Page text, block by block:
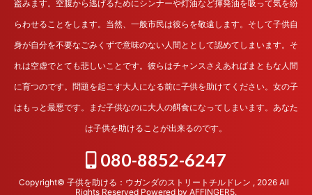
盗みます。空腹から逃げるためにシンナーや灯油など揮発油を吸って気を紛
らわせることをします。当然、一般市民は彼らを敬遠します。そして子供自
身が自分を不要なごみくずで意味のない人間ととして認めてしまいます。そ
れは空虚でとても悲しいことです。彼らはチャンスさえあればまともな人間
に育つのです。問題を起こす大人になる前に子供を助けてください。女の子
はもっと最悪です。まだ子供なのに大人の餌食になってしまいます。あなた
は子供を助けることが出来るのです。
080-8852-6247
Copyright© 子供を助ける：ウガンダのストリートチルドレン , 2026 All
Rights Reserved Powered by AFFINGER5.